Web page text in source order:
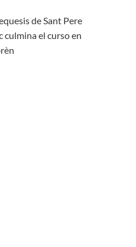
de Sant Pere
culmina el curso en